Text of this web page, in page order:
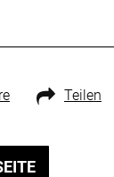
Teilen